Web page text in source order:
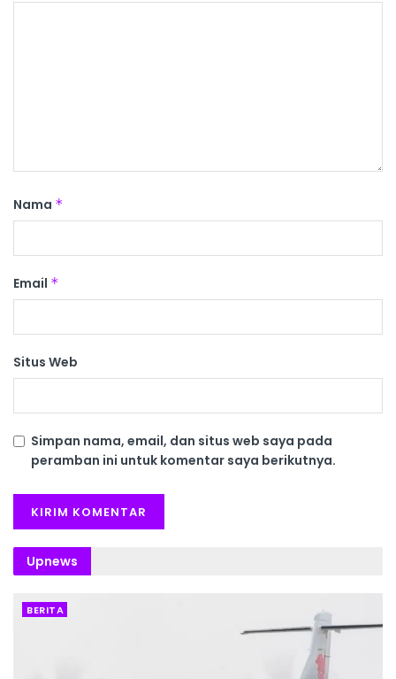
Nama *
Email *
Situs Web
Simpan nama, email, dan situs web saya pada
peramban ini untuk komentar saya berikutnya.
Upnews
BERITA